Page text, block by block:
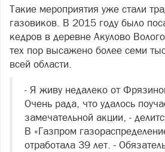
Такие мероприятия уже стали
газовиков. В 2015 году было
кедров в деревне Акулово
тех пор высажено более семи
всей области.
- Я живу недалеко от
Очень рада, что удалось
замечательной акции, -
В «Газпром
отработала 39 лет. -